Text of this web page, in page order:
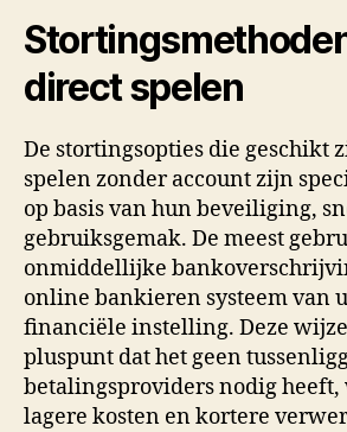
direct spelen
De stortingsopties die geschikt
spelen zonder account zijn
op basis van hun beveiliging,
gebruiksgemak. De meest
onmiddellijke
online bankieren systeem van
financiële instelling. Deze
pluspunt dat het geen
betalingsproviders nodig heeft,
lagere kosten en kortere